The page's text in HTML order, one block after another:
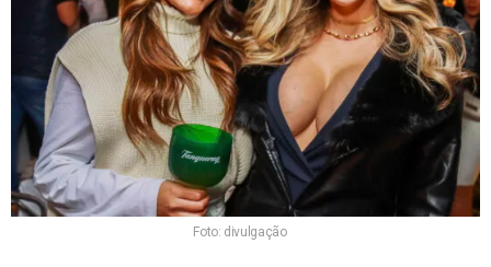
Foto: divulgação